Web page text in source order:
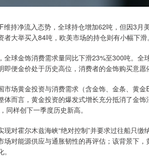
持净流入态势，全球持仓增加62吨，但因3月
大举买入84吨，欧美市场的持仓则有小幅下滑。
球金饰消费需求量同比下滑23%至300吨。全
便金价处于历史高位，消费者的金饰购买意愿
场黄金投资与消费需求（含金饰、金条、黄金
体而言，黄金投资的爆发式增长充分抵消了金
样创下一季度历史新高。
霍尔木兹海峡“绝对控制”并要求过往船只缴
对能源供应与通胀韧性的再评估；该背景下，